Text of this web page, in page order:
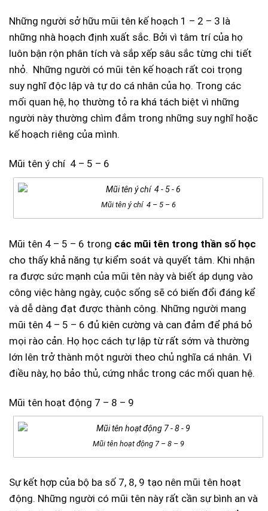
Những người sở hữu mũi tên kế hoạch 1 – 2 – 3 là
những nhà hoạch định xuất sắc. Bởi vì tâm trí của họ
luôn bận rộn phân tích và sắp xếp sâu sắc từng chi tiết
nhỏ. Những người có mũi tên kế hoạch rất coi trọng
suy nghĩ độc lập và tự do cá nhân của họ. Trong các
mối quan hệ, họ thường tỏ ra khá tách biệt vì những
người này thường chìm đắm trong những suy nghĩ hoặc
kế hoạch riêng của mình.
Mũi tên ý chí 4 – 5 – 6
Mũi tên ý chí 4 – 5 – 6
Mũi tên 4 – 5 – 6 trong các mũi tên trong thần số học
cho thấy khả năng tự kiểm soát và quyết tâm. Khi nhận
ra được sức mạnh của mũi tên này và biết áp dụng vào
công việc hàng ngày, cuộc sống sẽ có biến đổi đáng kể
và dễ dàng đạt được thành công. Những người mang
mũi tên 4 – 5 – 6 đủ kiên cường và can đảm để phá bỏ
mọi rào cản. Họ học cách tự lập từ rất sớm và thường
lớn lên trở thành một người theo chủ nghĩa cá nhân. Vì
điều này, họ bảo thủ, cứng nhắc trong các mối quan hệ.
Mũi tên hoạt động 7 – 8 – 9
Mũi tên hoạt động 7 – 8 – 9
Sự kết hợp của bộ ba số 7, 8, 9 tạo nên mũi tên hoạt
động. Những người có mũi tên này rất cần sự bình an và